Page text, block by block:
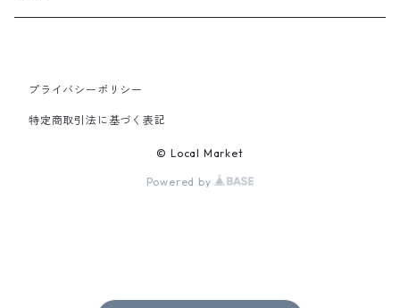
PANTS
プライバシーポリシー
特定商取引法に基づく表記
© Local Market
Powered by